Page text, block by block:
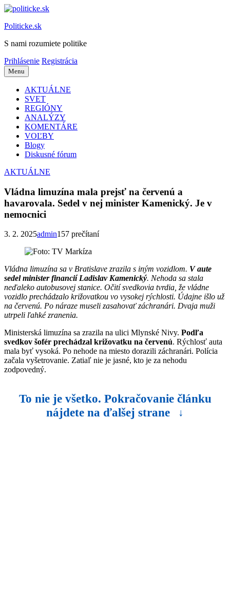
Preskočiť
obsah
Politicke.sk
S nami rozumiete politike
Prihlásenie Registrácia
Menu
AKTUÁLNE
SVET
REGIÓNY
ANALÝZY
KOMENTÁRE
VOĽBY
Blogy
Diskusné fórum
AKTUÁLNE
Vládna limuzína mala prejsť na červenú a
havarovala. Sedel v nej minister Kamenický. Je v
nemocnici
3. 2. 2025admin157 prečítaní
Vládna limuzína sa v Bratislave zrazila s iným vozidlom. V aute
sedel minister financií Ladislav Kamenický. Nehoda sa stala
neďaleko autobusovej stanice. Očití svedkovia tvrdia, že vládne
vozidlo prechádzalo križovatkou vo vysokej rýchlosti. Údajne išlo už
na červenú. Po náraze museli zasahovať záchranári. Dvaja muži
utrpeli ľahké zranenia.
Ministerská limuzína sa zrazila na ulici Mlynské Nivy. Podľa
svedkov šofér prechádzal križovatku na červenú. Rýchlosť auta
mala byť vysoká. Po nehode na miesto dorazili záchranári. Polícia
začala vyšetrovanie. Zatiaľ nie je jasné, kto je za nehodu
zodpovedný.
To nie je všetko. Pokračovanie článku
nájdete na ďalšej strane
↓